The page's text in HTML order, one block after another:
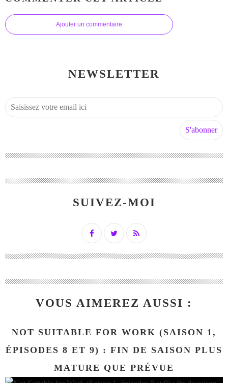
Ajouter un commentaire
NEWSLETTER
SUIVEZ-MOI
VOUS AIMEREZ AUSSI :
NOT SUITABLE FOR WORK (SAISON 1,
ÉPISODES 8 ET 9) : FIN DE SAISON PLUS
MATURE QUE PRÉVUE